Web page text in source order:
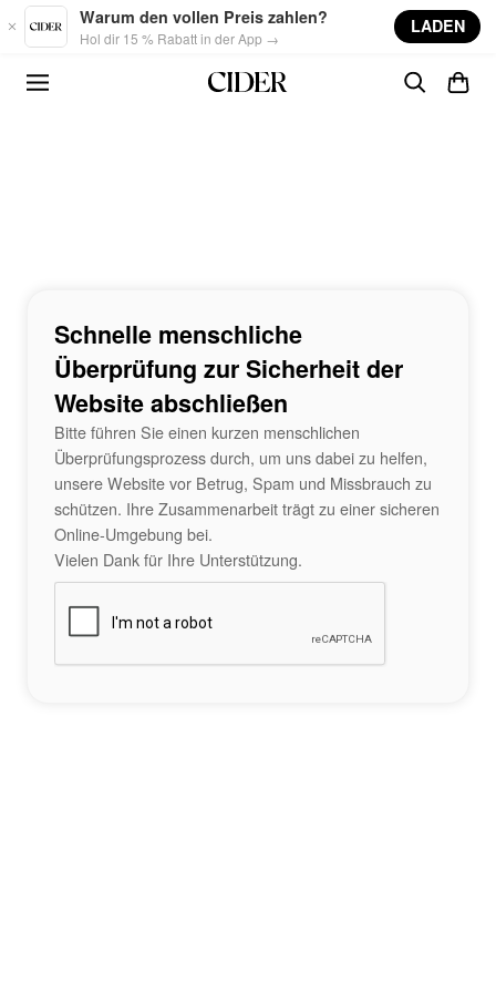
Skip to main content
Warum den vollen Preis zahlen?
Hol dir 15 % Rabatt in der App →
LADEN
Schnelle menschliche
Überprüfung zur Sicherheit der
Website abschließen
Bitte führen Sie einen kurzen menschlichen
Überprüfungsprozess durch, um uns dabei zu helfen,
unsere Website vor Betrug, Spam und Missbrauch zu
schützen. Ihre Zusammenarbeit trägt zu einer sicheren
Online-Umgebung bei.
Vielen Dank für Ihre Unterstützung.